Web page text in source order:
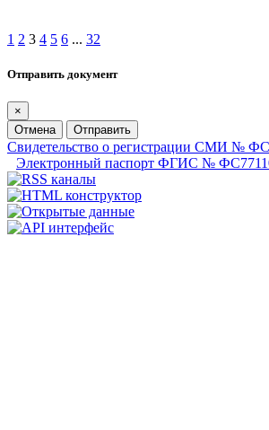
1 2 3 4 5 6 ... 32
Отправить документ
×
Отмена
Отправить
Свидетельство о регистрации СМИ №
Электронный паспорт ФГИС №